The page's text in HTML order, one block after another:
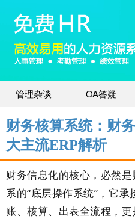
管理杂谈 OA答疑
财务核算系统：财
大主流ERP解析
财务信息化的核心，必然是
系的“底层操作系统”，它
账、核算、出表全流程，